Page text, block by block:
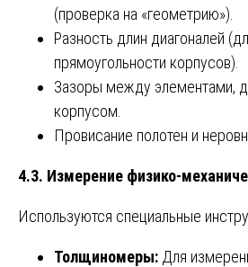
(проверка на «геометрию»).
Разность длин диагоналей
прямоугольности корпусов).
Зазоры между элементами,
корпусом.
Провисание полотен и
4.3. Измерение физико-
Используются специальные
Толщиномеры: Для